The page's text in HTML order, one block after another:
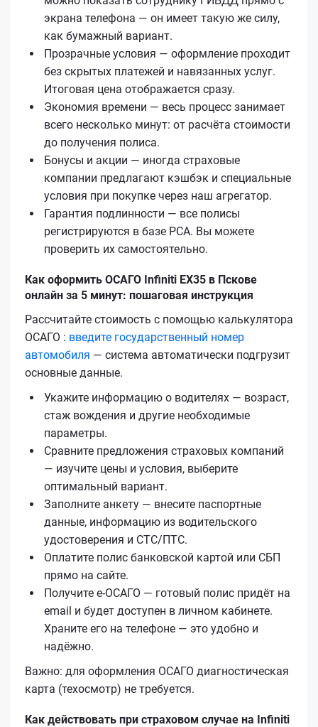
экрана телефона — он имеет такую же силу,
как бумажный вариант.
Прозрачные условия — оформление проходит
без скрытых платежей и навязанных услуг.
Итоговая цена отображается сразу.
Экономия времени — весь процесс занимает
всего несколько минут: от расчёта стоимости
до получения полиса.
Бонусы и акции — иногда страховые
компании предлагают кэшбэк и специальные
условия при покупке через наш агрегатор.
Гарантия подлинности — все полисы
регистрируются в базе РСА. Вы можете
проверить их самостоятельно.
Как оформить ОСАГО Infiniti EX35 в Пскове
онлайн за 5 минут: пошаговая инструкция
Рассчитайте стоимость с помощью калькулятора
ОСАГО : введите государственный номер
автомобиля — система автоматически подгрузит
основные данные.
Укажите информацию о водителях — возраст,
стаж вождения и другие необходимые
параметры.
Сравните предложения страховых компаний
— изучите цены и условия, выберите
оптимальный вариант.
Заполните анкету — внесите паспортные
данные, информацию из водительского
удостоверения и СТС/ПТС.
Оплатите полис банковской картой или СБП
прямо на сайте.
Получите е‑ОСАГО — готовый полис придёт на
email и будет доступен в личном кабинете.
Храните его на телефоне — это удобно и
надёжно.
Важно: для оформления ОСАГО диагностическая
карта (техосмотр) не требуется.
Как действовать при страховом случае на Infiniti